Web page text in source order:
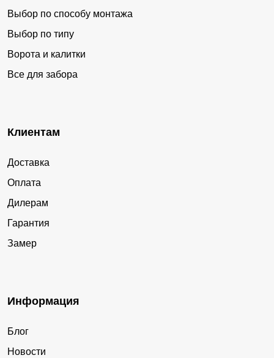
Выбор по способу монтажа
Выбор по типу
Ворота и калитки
Все для забора
Клиентам
Доставка
Оплата
Дилерам
Гарантия
Замер
Информация
Блог
Новости